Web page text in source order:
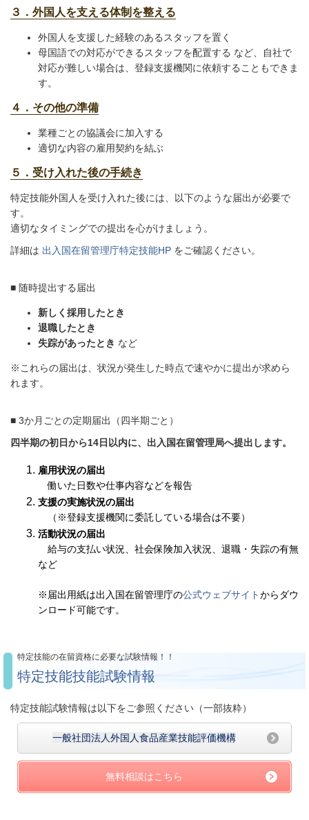
３．外国人を支える体制を整える
外国人を支援した経験のあるスタッフを置く
母国語での対応ができるスタッフを配置する など、自社で
対応が難しい場合は、登録支援機関に依頼することもできま
す。
４．その他の準備
業種ごとの協議会に加入する
適切な内容の雇用契約を結ぶ
５．受け入れた後の手続き
特定技能外国人を受け入れた後には、以下のような届出が必要で
す。
適切なタイミングでの提出を心がけましょう。
詳細は 出入国在留管理庁特定技能HP をご確認ください。
■ 随時提出する届出
新しく採用したとき
退職したとき
失踪があったとき など
※これらの届出は、状況が発生した時点で速やかに提出が求めら
れます。
■ 3か月ごとの定期届出（四半期ごと）
四半期の初日から14日以内に、出入国在留管理局へ提出します。
雇用状況の届出
働いた日数や仕事内容などを報告
支援の実施状況の届出
（※登録支援機関に委託している場合は不要）
活動状況の届出
給与の支払い状況、社会保険加入状況、退職・失踪の有無
など
※届出用紙は出入国在留管理庁の公式ウェブサイトからダウ
ンロード可能です。
特定技能の在留資格に必要な試験情報！！
特定技能技能試験情報
特定技能試験情報は以下をご参照ください（一部抜粋）
一般社団法人外国人食品産業技能評価機構
無料相談はこちら